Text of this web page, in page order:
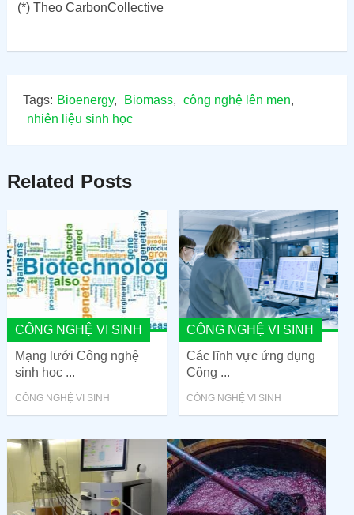
(*) Theo CarbonCollective
Tags: Bioenergy, Biomass, công nghệ lên men,
nhiên liệu sinh học
Related Posts
CÔNG NGHỆ VI SINH
Mạng lưới Công nghệ
sinh học ...
CÔNG NGHỆ VI SINH
CÔNG NGHỆ VI SINH
Các lĩnh vực ứng dụng
Công ...
CÔNG NGHỆ VI SINH